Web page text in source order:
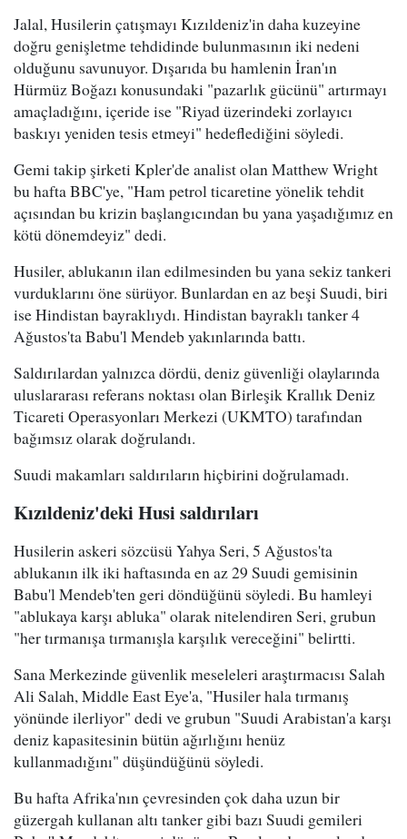
Jalal, Husilerin çatışmayı Kızıldeniz'in daha kuzeyine
doğru genişletme tehdidinde bulunmasının iki nedeni
olduğunu savunuyor. Dışarıda bu hamlenin İran'ın
Hürmüz Boğazı konusundaki "pazarlık gücünü" artırmayı
amaçladığını, içeride ise "Riyad üzerindeki zorlayıcı
baskıyı yeniden tesis etmeyi" hedeflediğini söyledi.
Gemi takip şirketi Kpler'de analist olan Matthew Wright
bu hafta BBC'ye, "Ham petrol ticaretine yönelik tehdit
açısından bu krizin başlangıcından bu yana yaşadığımız en
kötü dönemdeyiz" dedi.
Husiler, ablukanın ilan edilmesinden bu yana sekiz tankeri
vurduklarını öne sürüyor. Bunlardan en az beşi Suudi, biri
ise Hindistan bayraklıydı. Hindistan bayraklı tanker 4
Ağustos'ta Babu'l Mendeb yakınlarında battı.
Saldırılardan yalnızca dördü, deniz güvenliği olaylarında
uluslararası referans noktası olan Birleşik Krallık Deniz
Ticareti Operasyonları Merkezi (UKMTO) tarafından
bağımsız olarak doğrulandı.
Suudi makamları saldırıların hiçbirini doğrulamadı.
Kızıldeniz'deki Husi saldırıları
Husilerin askeri sözcüsü Yahya Seri, 5 Ağustos'ta
ablukanın ilk iki haftasında en az 29 Suudi gemisinin
Babu'l Mendeb'ten geri döndüğünü söyledi. Bu hamleyi
"ablukaya karşı abluka" olarak nitelendiren Seri, grubun
"her tırmanışa tırmanışla karşılık vereceğini" belirtti.
Sana Merkezinde güvenlik meseleleri araştırmacısı Salah
Ali Salah, Middle East Eye'a, "Husiler hala tırmanış
yönünde ilerliyor" dedi ve grubun "Suudi Arabistan'a karşı
deniz kapasitesinin bütün ağırlığını henüz
kullanmadığını" düşündüğünü söyledi.
Bu hafta Afrika'nın çevresinden çok daha uzun bir
güzergah kullanan altı tanker gibi bazı Suudi gemileri